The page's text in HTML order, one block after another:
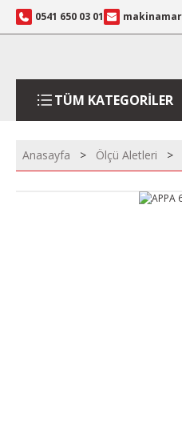
0541 650 03 01
TÜM KATEGORİLER
Anasayfa Ölçü Aletleri